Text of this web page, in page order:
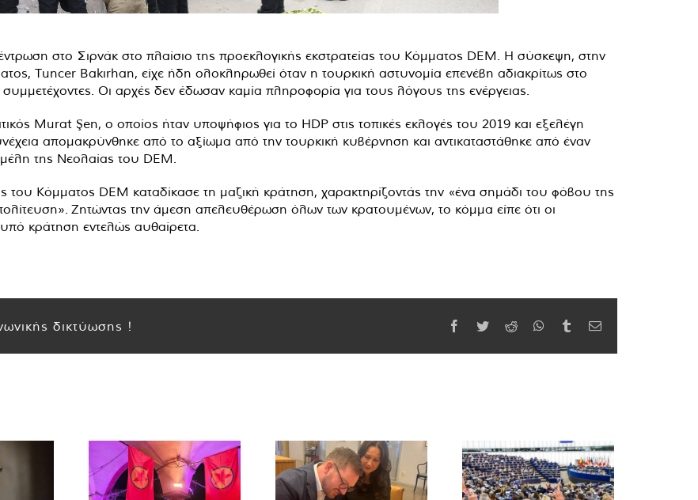
στο Σιρνάκ στο πλαίσιο της προεκλογικής εκστρατείας του Κόμματος DEM. Η σύσκεψη, στην
Tuncer Bakırhan, είχε ήδη ολοκληρωθεί όταν η τουρκική αστυνομία επενέβη αδιακρίτως στο
Οι αρχές δεν έδωσαν καμία πληροφορία για τους λόγους της ενέργειας.
Murat Şen, ο οποίος ήταν υποψήφιος για το HDP στις τοπικές εκλογές του 2019 και εξελέγη
απομακρύνθηκε από το αξίωμα από την τουρκική κυβέρνηση και αντικαταστάθηκε από έναν
μέλη της Νεολαίας του DEM.
του Κόμματος DEM καταδίκασε τη μαζική κράτηση, χαρακτηρίζοντάς την «ένα σημάδι του φόβου της
Ζητώντας την άμεση απελευθέρωση όλων των κρατουμένων, το κόμμα είπε ότι οι
κράτηση εντελώς αυθαίρετα.
δικτύωσης ! Facebook
TwitterReddit WhatsApp
TumblrEmail